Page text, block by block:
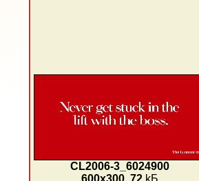
CL2006-3_6024900
600x300, 72 kБ